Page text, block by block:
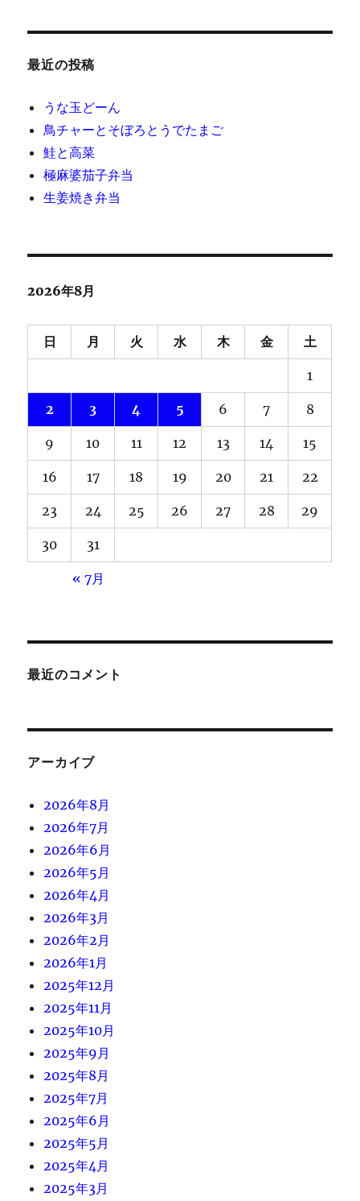
最近の投稿
うな玉どーん
鳥チャーとそぼろとうでたまご
鮭と高菜
極麻婆茄子弁当
生姜焼き弁当
2026年8月
日 月 火 水 木 金 土
1
2 3 4 5 6 7 8
9 10 11 12 13 14 15
16 17 18 19 20 21 22
23 24 25 26 27 28 29
30 31
« 7月
最近のコメント
アーカイブ
2026年8月
2026年7月
2026年6月
2026年5月
2026年4月
2026年3月
2026年2月
2026年1月
2025年12月
2025年11月
2025年10月
2025年9月
2025年8月
2025年7月
2025年6月
2025年5月
2025年4月
2025年3月